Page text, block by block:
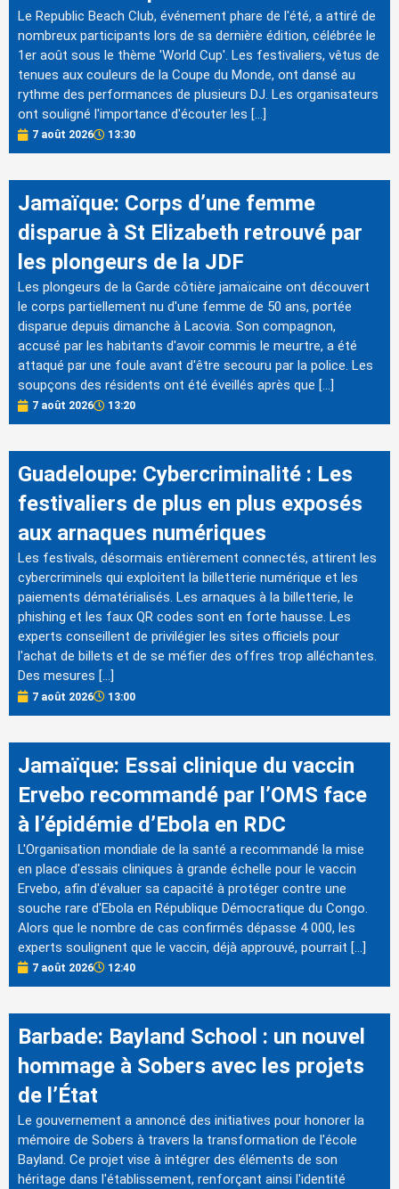
Le Republic Beach Club, événement phare de l'été, a attiré de
nombreux participants lors de sa dernière édition, célébrée le
1er août sous le thème 'World Cup'. Les festivaliers, vêtus de
tenues aux couleurs de la Coupe du Monde, ont dansé au
rythme des performances de plusieurs DJ. Les organisateurs
ont souligné l'importance d'écouter les […]
7 août 2026 13:30
Jamaïque: Corps d’une femme
disparue à St Elizabeth retrouvé par
les plongeurs de la JDF
Les plongeurs de la Garde côtière jamaïcaine ont découvert
le corps partiellement nu d'une femme de 50 ans, portée
disparue depuis dimanche à Lacovia. Son compagnon,
accusé par les habitants d'avoir commis le meurtre, a été
attaqué par une foule avant d'être secouru par la police. Les
soupçons des résidents ont été éveillés après que […]
7 août 2026 13:20
Guadeloupe: Cybercriminalité : Les
festivaliers de plus en plus exposés
aux arnaques numériques
Les festivals, désormais entièrement connectés, attirent les
cybercriminels qui exploitent la billetterie numérique et les
paiements dématérialisés. Les arnaques à la billetterie, le
phishing et les faux QR codes sont en forte hausse. Les
experts conseillent de privilégier les sites officiels pour
l'achat de billets et de se méfier des offres trop alléchantes.
Des mesures […]
7 août 2026 13:00
Jamaïque: Essai clinique du vaccin
Ervebo recommandé par l’OMS face
à l’épidémie d’Ebola en RDC
L'Organisation mondiale de la santé a recommandé la mise
en place d'essais cliniques à grande échelle pour le vaccin
Ervebo, afin d'évaluer sa capacité à protéger contre une
souche rare d'Ebola en République Démocratique du Congo.
Alors que le nombre de cas confirmés dépasse 4 000, les
experts soulignent que le vaccin, déjà approuvé, pourrait […]
7 août 2026 12:40
Barbade: Bayland School : un nouvel
hommage à Sobers avec les projets
de l’État
Le gouvernement a annoncé des initiatives pour honorer la
mémoire de Sobers à travers la transformation de l'école
Bayland. Ce projet vise à intégrer des éléments de son
héritage dans l'établissement, renforçant ainsi l'identité